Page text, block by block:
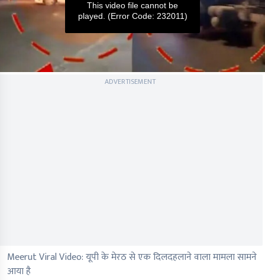
This video file cannot be
played. (Error Code: 232011)
ADVERTISEMENT
Meerut Viral Video: यूपी के मेरठ से एक दिलदहलाने वाला मामला सामने
आया है